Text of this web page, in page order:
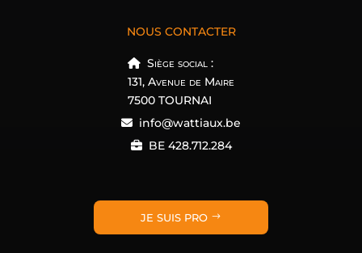
NOUS CONTACTER
Siège social :
131, Avenue de Maire
7500 TOURNAI
info@wattiaux.be
BE 428.712.284
JE SUIS PRO